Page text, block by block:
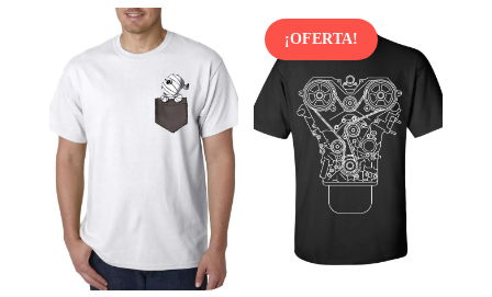
era:
9,01$.
es:
6,94$.
¡OFERTA!